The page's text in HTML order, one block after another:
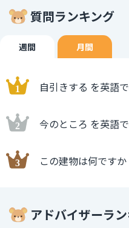
質問ランキング
週間 月間
自引きする を英語
今のところ を英語
この建物は何です
アドバイザーラ